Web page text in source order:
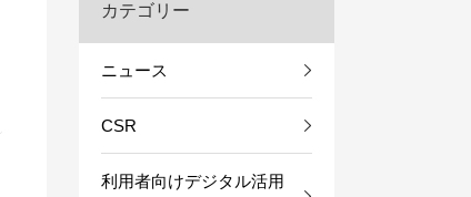
カテゴリー
ニュース
CSR
利用者向けデジタル活用